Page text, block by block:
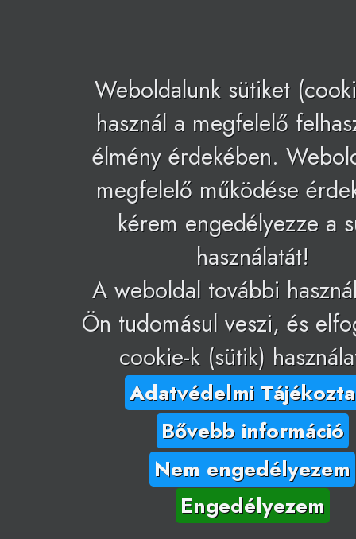
Weboldalunk sütiket
használ a megfelelő
élmény érdekében.
megfelelő működése
kérem engedélyezze a
használatát!
A weboldal további
Ön tudomásul veszi, és
cookie-k (sütik)
Adatvédelmi
Bővebb információ
Nem engedélyezem
Engedélyezem